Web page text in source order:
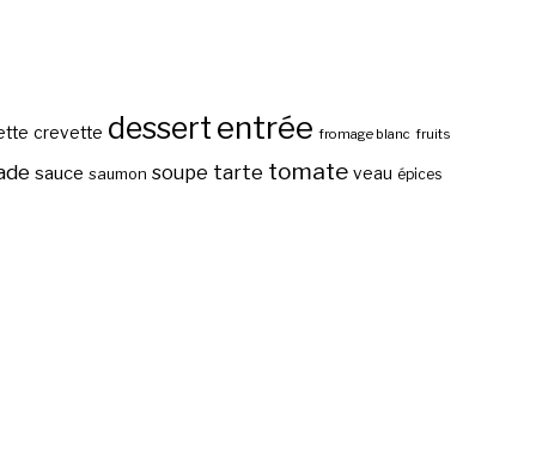
crevette dessert entrée fromage blanc fruits
sauce saumon soupe tarte tomate veau épices